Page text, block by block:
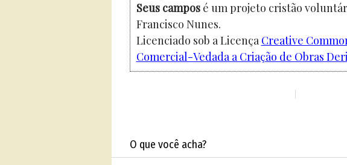
Seus camposé um projeto cristão
Francisco Nunes.
Licenciado sob a Licença Creative
Comercial-Vedada a Criação de Obras
O que você acha?